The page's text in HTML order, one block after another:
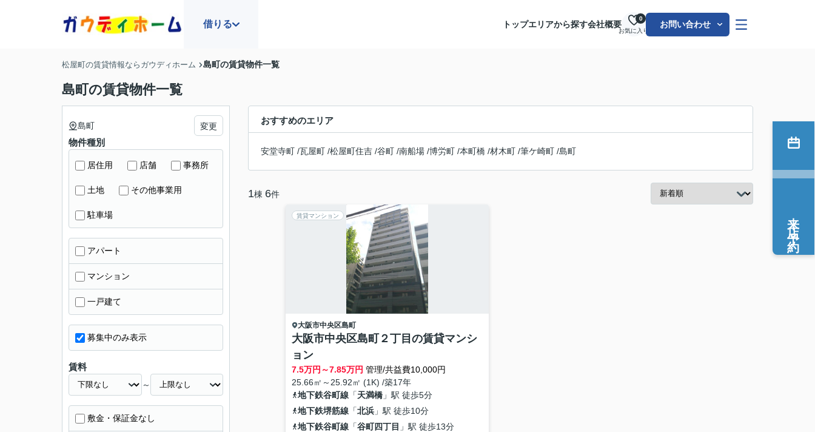
借りる トップエリアから探す会社概要
お気に入り
0
お問い合わせ
松屋町の賃貸情報ならガウディホーム 島町の賃貸物件一覧
島町の賃貸物件一覧
おすすめのエリア
安堂寺町 /瓦屋町 /松屋町住吉 /谷町 /南船場 /博労町 /本町橋 /材木町 /筆ケ崎町 /島町
1棟 6件
賃貸マンション
大阪市中央区島町
大阪市中央区島町２丁目の賃貸マンシ
ョン
7.5万円～7.85万円 管理/共益費10,000円
25.66㎡～25.92㎡ (1K) /築17年
地下鉄谷町線「天満橋」駅 徒歩5分
地下鉄堺筋線「北浜」駅 徒歩10分
地下鉄谷町線「谷町四丁目 」駅 徒歩13分
島町 変更
物件種別
居住用 店舗 事務所
土地 その他事業用
駐車場
アパート
マンション
一戸建て
募集中のみ表示
賃料
～
敷金・保証金なし
来店予約